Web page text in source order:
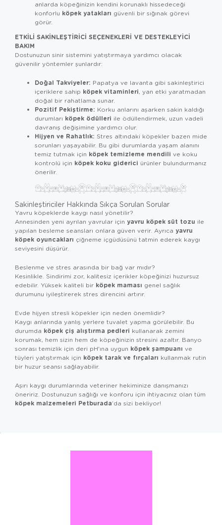
anlarda köpeğinizin kendini korunaklı hissedeceği
konforlu köpek yatakları güvenli bir sığınak görevi
görür.
ETKILI SAKINLEŞTIRICI SEÇENEKLERI VE DESTEKLEYICI
BAKIM
Dostunuzun sinir sistemini yatıştırmaya yardımcı olacak
güvenilir yöntemler şunlardır:
Doğal Takviyeler: Papatya ve lavanta gibi sakinleştirici
içeriklere sahip köpek vitaminleri, yan etki yaratmadan
doğal bir rahatlama sunar.
Pozitif Pekiştirme: Korku anlarını aşarken sakin kaldığı
durumları köpek ödülleri ile ödüllendirmek, uzun vadeli
davranış değişimine yardımcı olur.
Hijyen ve Rahatlık: Stres altındaki köpekler bazen mide
sorunları yaşayabilir. Bu gibi durumlarda yaşam alanını
temiz tutmak için köpek temizleme mendili ve koku
kontrolü için köpek koku giderici ürünler bulundurmanız
önerilir.
Sakinleştiriciler Hakkında Sıkça Sorulan Sorular
Yavru köpeklerde kaygı nasıl yönetilir?
Annesinden yeni ayrılan yavrular için yavru köpek süt tozu ile
yapılan besleme seansları onlara güven verir. Ayrıca yavru
köpek oyuncakları çiğneme içgüdüsünü tatmin ederek kaygı
seviyesini düşürür.
Beslenme ve stres arasında bir bağ var mıdır?
Kesinlikle. Sindirimi zor, kalitesiz içerikler köpeğinizi huzursuz
edebilir. Yüksek kaliteli bir köpek maması genel sağlık
durumunu iyileştirerek stres direncini artırır.
Evde hijyen stresli köpekler için neden önemlidir?
Kaygı anlarında yanlış yerlere tuvalet yapma görülebilir. Bu
durumda köpek çiş alıştırma pedleri kullanarak zemini
korumak, hem sizin hem de köpeğinizin stresini azaltır. Banyo
sonrası temizlik için deri pH'ına uygun köpek şampuanı ve
tüyleri yatıştırmak için köpek tarak ve fırçaları kullanmak rutin
bir huzur seansı sağlayabilir.
Aşırı kaygı durumlarında veteriner hekiminize danışmanızı
öneririz. Dostunuzun sağlığı ve konforu için ihtiyacınız olan tüm
köpek malzemeleri Petburada’da sizi bekliyor!